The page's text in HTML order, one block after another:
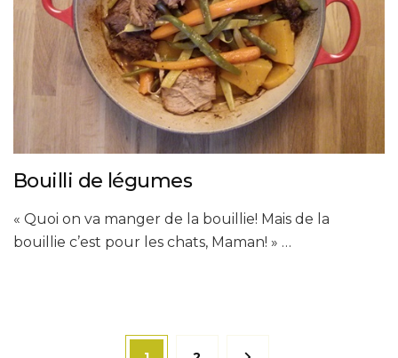
Bouilli de légumes
« Quoi on va manger de la bouillie! Mais de la
bouillie c’est pour les chats, Maman! » …
Pagination